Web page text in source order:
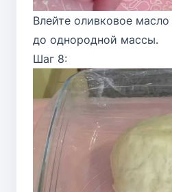
Влейте оливковое
до однородной массы.
Шаг 8: